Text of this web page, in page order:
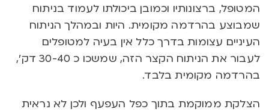
המטופל, ברצונותיו וכמובן ביכולתו לעמוד בניתוח
שמבוצע בהרדמה מקומית. היות ובמהלך הניתוח
העיניים עצומות בדרך כלל אין בעיה למטופלים
לעבור את הניתוח הקצר הזה, שמשכו כ 30-40 דק’,
בהרדמה מקומית בלבד.
הצלקת ממוקמת בתוך כפל העפעף ולכן לא נראית